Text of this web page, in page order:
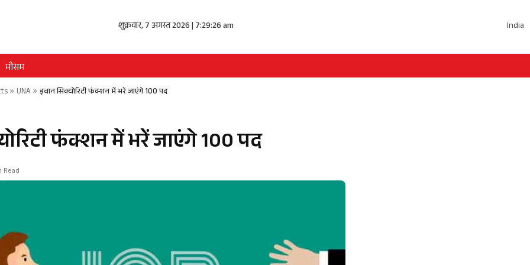
शुक्रवार, 7 अगस्त 2026 | 7:29:26 am India
मौसम
» UNA » इवान सिक्योरिटी फंक्शन में भरें जाएंगे 100 पद
फंक्शन में भरें जाएंगे 100 पद
Read